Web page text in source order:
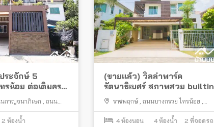
ระจักษ์ 5
รน้อย ต่อเติมครบ
กาญจนาภิเษก
ถนน
ไทรน้อย
2 ห้องน้ำ
(ขายแล้ว) วิลล่าพาร์ค
รัตนาธิเบศร์ สภาพสวย builtin
ครบ ทำเลสงบ
ราชพฤกษ์ ถนนบางกรวย ไทรน้อย
รัตนาธิเบศร์ , สี่แยกบางพลู , เมืองนนทบุรี
4 ห้องนอน 4 ห้องน้ำ 2 ที่จอดรถ